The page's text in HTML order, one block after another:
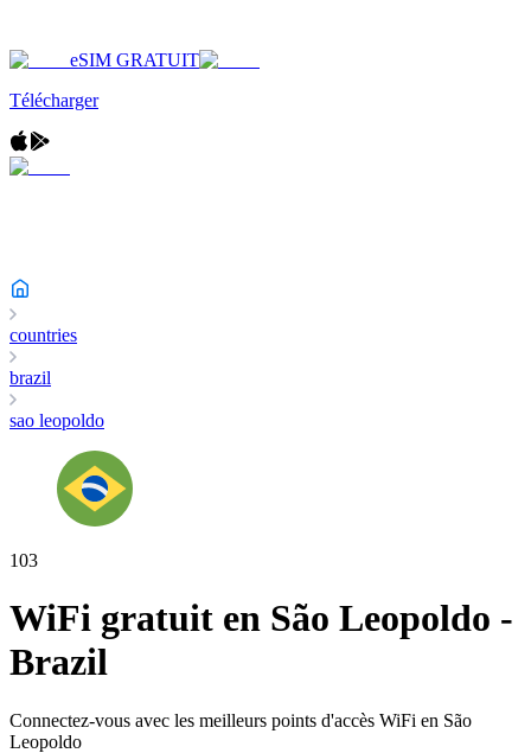
eSIM GRATUIT
Télécharger
countries
brazil
sao leopoldo
103
WiFi gratuit en São Leopoldo -
Brazil
Connectez-vous avec les meilleurs points d'accès WiFi en São
Leopoldo